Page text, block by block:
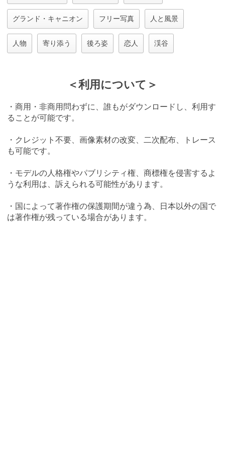
グランド・キャニオン フリー写真 人と風景
人物 寄り添う 後ろ姿 恋人 渓谷
＜利用について＞
・商用・非商用問わずに、誰もがダウンロードし、利用す
ることが可能です。
・クレジット不要、画像素材の改変、二次配布、トレース
も可能です。
・モデルの人格権やパブリシティ権、商標権を侵害するよ
うな利用は、訴えられる可能性があります。
・国によって著作権の保護期間が違う為、日本以外の国で
は著作権が残っている場合があります。